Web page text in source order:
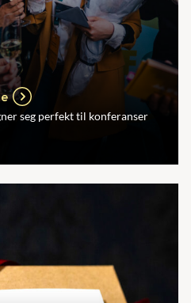
seg perfekt til konferanser